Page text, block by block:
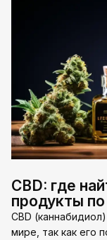
CBD: где
продукты
CBD
мире, так как его